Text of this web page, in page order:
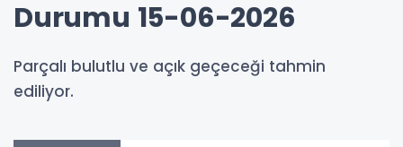
Durumu 15-06-2026
Parçalı bulutlu ve açık geçeceği tahmin
ediliyor.